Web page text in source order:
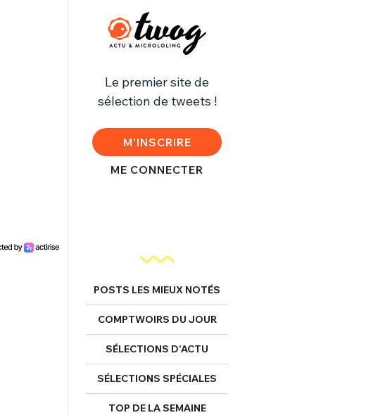
Le premier site de
sélection de tweets !
M'INSCRIRE
ME CONNECTER
POSTS LES MIEUX NOTÉS
COMPTWOIRS DU JOUR
SÉLECTIONS D’ACTU
SÉLECTIONS SPÉCIALES
TOP DE LA SEMAINE